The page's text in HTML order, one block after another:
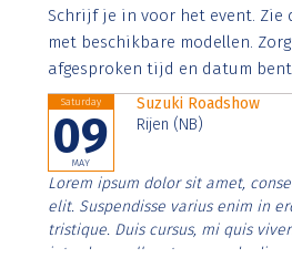
Aenean faucibus nibh et justo
imperdiet. Nunc ut sem vitae risus
Schrijf je in voor het event. Zie
met beschikbare modellen.
afgesproken tijd en datum
Saturday
09
MAY
Suzuki Roadshow
Rijen (NB)
Lorem ipsum dolor sit amet,
elit. Suspendisse varius enim in
tristique. Duis cursus, mi quis
interdum nulla, ut commodo